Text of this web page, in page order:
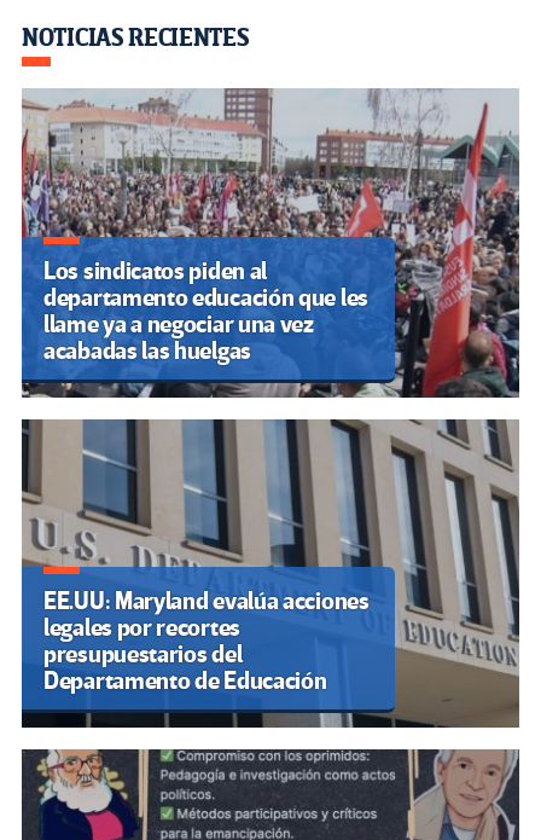
o
k
m n
tir
NOTICIAS RECIENTES
Los sindicatos piden al
departamento educación que les
llame ya a negociar una vez
acabadas las huelgas
EE.UU: Maryland evalúa acciones
legales por recortes
presupuestarios del
Departamento de Educación